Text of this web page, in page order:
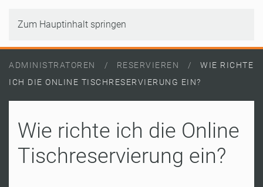
Zum Hauptinhalt springen
ADMINISTRATOREN RESERVIEREN
WIE RICHTE
ICH DIE ONLINE TISCHRESERVIERUNG EIN?
Wie richte ich die Online
Tischreservierung ein?